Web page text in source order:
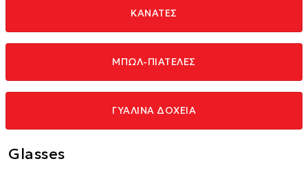
ΚΑΝΑΤΕΣ
ΜΠΩΛ-ΠΙΑΤΕΛΕΣ
ΓΥΑΛΙΝΑ ΔΟΧΕΙΑ
Glasses